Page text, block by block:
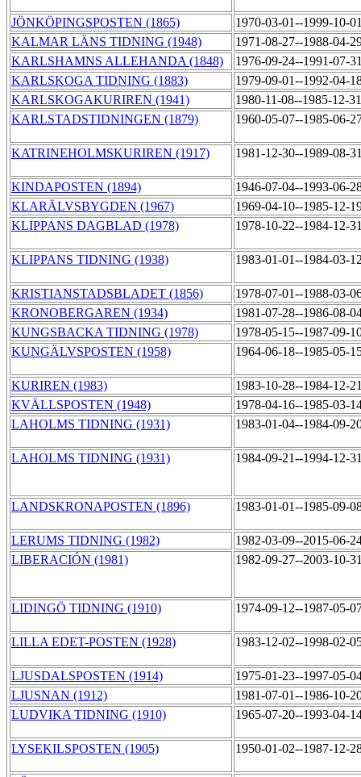
JÖNKÖPINGSPOSTEN (1865)
1970-03-01--1999-10-
KALMAR LÄNS TIDNING (1948)
1971-08-27--1988-04-
KARLSHAMNS ALLEHANDA (1848)
1976-09-24--1991-07-
KARLSKOGA TIDNING (1883)
1979-09-01--1992-04-
KARLSKOGAKURIREN (1941)
1980-11-08--1985-12-
KARLSTADSTIDNINGEN (1879)
1960-05-07--1985-06-
KATRINEHOLMSKURIREN (1917) 1981-12-30--1989-08-
KINDAPOSTEN (1894)
1946-07-04--1993-06-
KLARÄLVSBYGDEN (1967)
1969-04-10--1985-12-
KLIPPANS DAGBLAD (1978)
1978-10-22--1984-12-
KLIPPANS TIDNING (1938) 1983-01-01--1984-03-
KRISTIANSTADSBLADET (1856)
1978-07-01--1988-03-
KRONOBERGAREN (1934)
1981-07-28--1986-08-
KUNGSBACKA TIDNING (1978)
1978-05-15--1987-09-
KUNGÄLVSPOSTEN (1958)
1964-06-18--1985-05-
KURIREN (1983)
1983-10-28--1984-12-
KVÄLLSPOSTEN (1948)
1978-04-16--1985-03-
LAHOLMS TIDNING (1931)
1983-01-04--1984-09-
LAHOLMS TIDNING (1931) 1984-09-21--1994-12-
LANDSKRONAPOSTEN (1896) 1983-01-01--1985-09-
LERUMS TIDNING (1982)
1982-03-09--2015-06-
LIBERACIÓN (1981)
1982-09-27--2003-10-
LIDINGÖ TIDNING (1910) 1974-09-12--1987-05-
LILLA EDET-POSTEN (1928) 1983-12-02--1998-02-
LJUSDALSPOSTEN (1914)
1975-01-23--1997-05-
LJUSNAN (1912)
1981-07-01--1986-10-
LUDVIKA TIDNING (1910)
1965-07-20--1993-04-
LYSEKILSPOSTEN (1905) 1950-01-02--1987-12-